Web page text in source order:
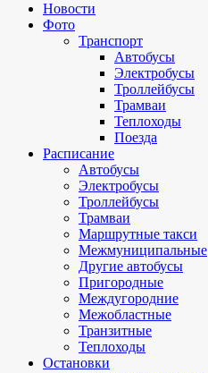
Новости
Фото
Транспорт
Автобусы
Электробусы
Троллейбусы
Трамваи
Теплоходы
Поезда
Расписание
Автобусы
Электробусы
Троллейбусы
Трамваи
Маршрутные такси
Межмуниципальные
Другие автобусы
Пригородные
Междугородние
Межобластные
Транзитные
Теплоходы
Остановки